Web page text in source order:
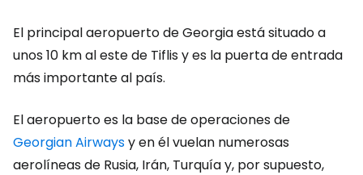
El principal aeropuerto de Georgia está situado a
unos 10 km al este de Tiflis y es la puerta de entrada
más importante al país.
El aeropuerto es la base de operaciones de
Georgian Airwaysy en él vuelan numerosas
aerolíneas de Rusia, Irán, Turquía y, por supuesto,